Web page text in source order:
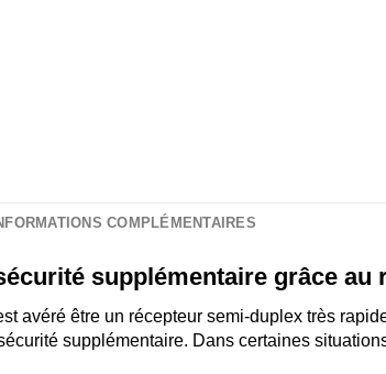
COMPLÉMENTAIRES
supplémentaire grâce au
avéré être un récepteur semi-duplex très
supplémentaire. Dans certaines